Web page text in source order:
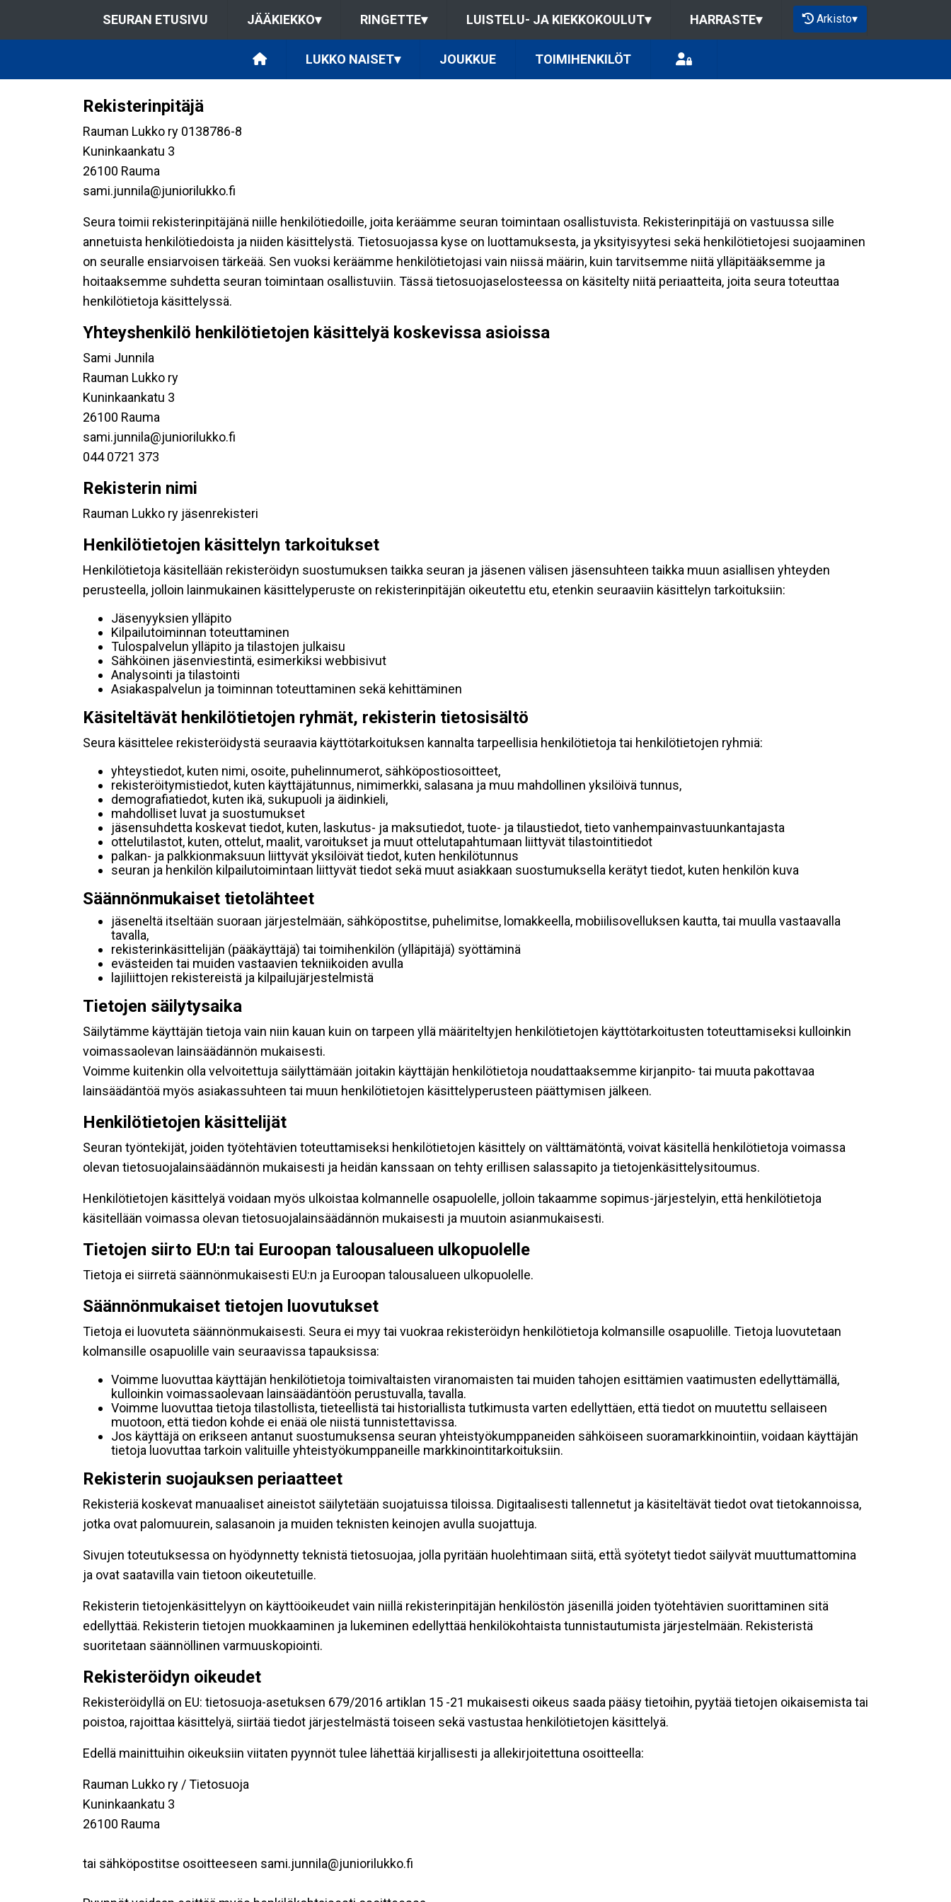
SEURAN ETUSIVU JÄÄKIEKKO▾ RINGETTE▾ LUISTELU- JA KIEKKOKOULUT▾ HARRASTE▾ Arkisto▾
LUKKO NAISET▾ JOUKKUE TOIMIHENKILÖT
Rekisterinpitäjä
Rauman Lukko ry 0138786-8
Kuninkaankatu 3
26100 Rauma
sami.junnila@juniorilukko.fi
Seura toimii rekisterinpitäjänä niille henkilötiedoille, joita keräämme seuran toimintaan osallistuvista. Rekisterinpitäjä on vastuussa sille
annetuista henkilötiedoista ja niiden käsittelystä. Tietosuojassa kyse on luottamuksesta, ja yksityisyytesi sekä henkilötietojesi suojaaminen
on seuralle ensiarvoisen tärkeää. Sen vuoksi keräämme henkilötietojasi vain niissä määrin, kuin tarvitsemme niitä ylläpitääksemme ja
hoitaaksemme suhdetta seuran toimintaan osallistuviin. Tässä tietosuojaselosteessa on käsitelty niitä periaatteita, joita seura toteuttaa
henkilötietoja käsittelyssä.
Yhteyshenkilö henkilötietojen käsittelyä koskevissa asioissa
Sami Junnila
Rauman Lukko ry
Kuninkaankatu 3
26100 Rauma
sami.junnila@juniorilukko.fi
044 0721 373
Rekisterin nimi
Rauman Lukko ry jäsenrekisteri
Henkilötietojen käsittelyn tarkoitukset
Henkilötietoja käsitellään rekisteröidyn suostumuksen taikka seuran ja jäsenen välisen jäsensuhteen taikka muun asiallisen yhteyden
perusteella, jolloin lainmukainen käsittelyperuste on rekisterinpitäjän oikeutettu etu, etenkin seuraaviin käsittelyn tarkoituksiin:
Jäsenyyksien ylläpito
Kilpailutoiminnan toteuttaminen
Tulospalvelun ylläpito ja tilastojen julkaisu
Sähköinen jäsenviestintä, esimerkiksi webbisivut
Analysointi ja tilastointi
Asiakaspalvelun ja toiminnan toteuttaminen sekä kehittäminen
Käsiteltävät henkilötietojen ryhmät, rekisterin tietosisältö
Seura käsittelee rekisteröidystä seuraavia käyttötarkoituksen kannalta tarpeellisia henkilötietoja tai henkilötietojen ryhmiä:
yhteystiedot, kuten nimi, osoite, puhelinnumerot, sähköpostiosoitteet,
rekisteröitymistiedot, kuten käyttäjätunnus, nimimerkki, salasana ja muu mahdollinen yksilöivä tunnus,
demografiatiedot, kuten ikä, sukupuoli ja äidinkieli,
mahdolliset luvat ja suostumukset
jäsensuhdetta koskevat tiedot, kuten, laskutus- ja maksutiedot, tuote- ja tilaustiedot, tieto vanhempainvastuunkantajasta
ottelutilastot, kuten, ottelut, maalit, varoitukset ja muut ottelutapahtumaan liittyvät tilastointitiedot
palkan- ja palkkionmaksuun liittyvät yksilöivät tiedot, kuten henkilötunnus
seuran ja henkilön kilpailutoimintaan liittyvät tiedot sekä muut asiakkaan suostumuksella kerätyt tiedot, kuten henkilön kuva
Säännönmukaiset tietolähteet
jäseneltä itseltään suoraan järjestelmään, sähköpostitse, puhelimitse, lomakkeella, mobiilisovelluksen kautta, tai muulla vastaavalla
tavalla,
rekisterinkäsittelijän (pääkäyttäjä) tai toimihenkilön (ylläpitäjä) syöttäminä
evästeiden tai muiden vastaavien tekniikoiden avulla
lajiliittojen rekistereistä ja kilpailujärjestelmistä
Tietojen säilytysaika
Säilytämme käyttäjän tietoja vain niin kauan kuin on tarpeen yllä määriteltyjen henkilötietojen käyttötarkoitusten toteuttamiseksi kulloinkin
voimassaolevan lainsäädännön mukaisesti.
Voimme kuitenkin olla velvoitettuja säilyttämään joitakin käyttäjän henkilötietoja noudattaaksemme kirjanpito- tai muuta pakottavaa
lainsäädäntöä myös asiakassuhteen tai muun henkilötietojen käsittelyperusteen päättymisen jälkeen.
Henkilötietojen käsittelijät
Seuran työntekijät, joiden työtehtävien toteuttamiseksi henkilötietojen käsittely on välttämätöntä, voivat käsitellä henkilötietoja voimassa
olevan tietosuojalainsäädännön mukaisesti ja heidän kanssaan on tehty erillisen salassapito ja tietojenkäsittelysitoumus.
Henkilötietojen käsittelyä voidaan myös ulkoistaa kolmannelle osapuolelle, jolloin takaamme sopimus-järjestelyin, että henkilötietoja
käsitellään voimassa olevan tietosuojalainsäädännön mukaisesti ja muutoin asianmukaisesti.
Tietojen siirto EU:n tai Euroopan talousalueen ulkopuolelle
Tietoja ei siirretä säännönmukaisesti EU:n ja Euroopan talousalueen ulkopuolelle.
Säännönmukaiset tietojen luovutukset
Tietoja ei luovuteta säännönmukaisesti. Seura ei myy tai vuokraa rekisteröidyn henkilötietoja kolmansille osapuolille. Tietoja luovutetaan
kolmansille osapuolille vain seuraavissa tapauksissa:
Voimme luovuttaa käyttäjän henkilötietoja toimivaltaisten viranomaisten tai muiden tahojen esittämien vaatimusten edellyttämällä,
kulloinkin voimassaolevaan lainsäädäntöön perustuvalla, tavalla.
Voimme luovuttaa tietoja tilastollista, tieteellistä tai historiallista tutkimusta varten edellyttäen, että tiedot on muutettu sellaiseen
muotoon, että tiedon kohde ei enää ole niistä tunnistettavissa.
Jos käyttäjä on erikseen antanut suostumuksensa seuran yhteistyökumppaneiden sähköiseen suoramarkkinointiin, voidaan käyttäjän
tietoja luovuttaa tarkoin valituille yhteistyökumppaneille markkinointitarkoituksiin.
Rekisterin suojauksen periaatteet
Rekisteriä koskevat manuaaliset aineistot säilytetään suojatuissa tiloissa. Digitaalisesti tallennetut ja käsiteltävät tiedot ovat tietokannoissa,
jotka ovat palomuurein, salasanoin ja muiden teknisten keinojen avulla suojattuja.
Sivujen toteutuksessa on hyödynnetty teknistä tietosuojaa, jolla pyritään huolehtimaan siitä, että̈ syötetyt tiedot säilyvät muuttumattomina
ja ovat saatavilla vain tietoon oikeutetuille.
Rekisterin tietojenkäsittelyyn on käyttöoikeudet vain niillä rekisterinpitäjän henkilöstön jäsenillä joiden työtehtävien suorittaminen sitä
edellyttää. Rekisterin tietojen muokkaaminen ja lukeminen edellyttää henkilökohtaista tunnistautumista järjestelmään. Rekisteristä
suoritetaan säännöllinen varmuuskopiointi.
Rekisteröidyn oikeudet
Rekisteröidyllä on EU: tietosuoja-asetuksen 679/2016 artiklan 15 -21 mukaisesti oikeus saada pääsy tietoihin, pyytää tietojen oikaisemista tai
poistoa, rajoittaa käsittelyä, siirtää tiedot järjestelmästä toiseen sekä vastustaa henkilötietojen käsittelyä.
Edellä mainittuihin oikeuksiin viitaten pyynnöt tulee lähettää kirjallisesti ja allekirjoitettuna osoitteella:
Rauman Lukko ry / Tietosuoja
Kuninkaankatu 3
26100 Rauma
tai sähköpostitse osoitteeseen sami.junnila@juniorilukko.fi